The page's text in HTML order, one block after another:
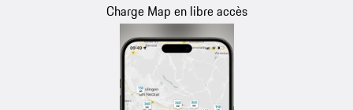
Charge Map en libre accès